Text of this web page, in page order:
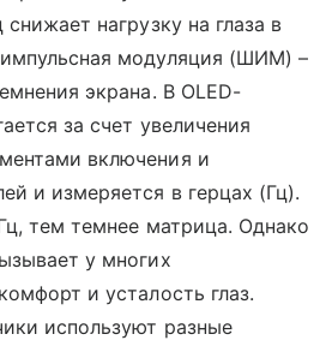
нагрузку на глаза в
модуляция (ШИМ) –
экрана. В OLED-
за счет увеличения
включения и
и измеряется в герцах (Гц).
тем темнее матрица. Однако
у многих
и усталость глаз.
используют разные